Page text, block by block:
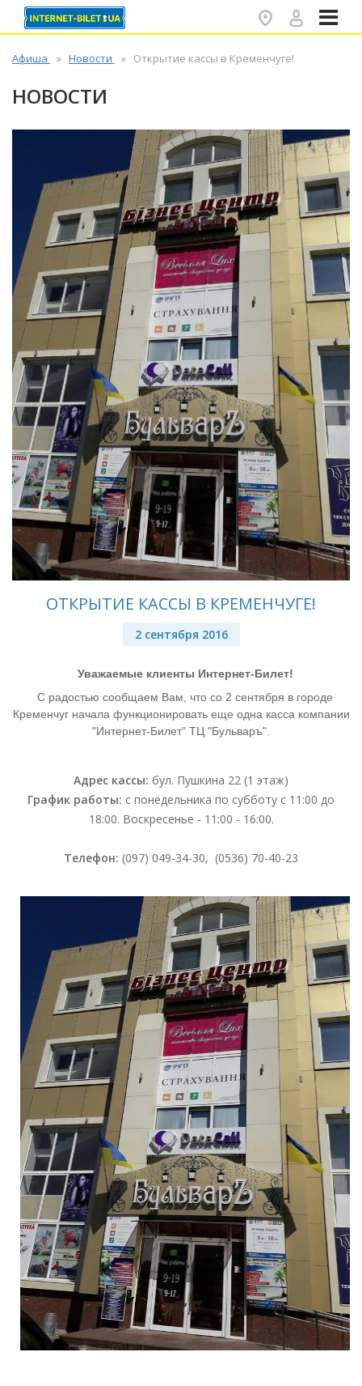
Афиша Новости Открытие кассы в Кременчуге!
НОВОСТИ
ОТКРЫТИЕ КАССЫ В КРЕМЕНЧУГЕ!
2 сентября 2016
Уважаемые клиенты Интернет-Билет!
С радостью сообщаем Вам, что со 2 сентября в городе
Кременчуг начала функционировать еще одна касса компании
"Интернет-Билет" ТЦ "Бульваръ".
Адрес кассы: бул. Пушкина 22 (1 этаж)
График работы: с понедельника по субботу с 11:00 до
18:00. Воскресенье - 11:00 - 16:00.
Телефон: (097) 049-34-30, (0536) 70-40-23